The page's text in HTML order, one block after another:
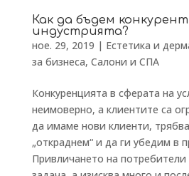
Как да бъдем
индустрията?
ное. 29, 2019 | Естетика и
за бизнеса, Салони и СПА
Конкуренцията в сферата на
неимоверно, а клиентите са
да имаме нови клиенти,
„откраднем“ и да ги убедим в
Привличането на